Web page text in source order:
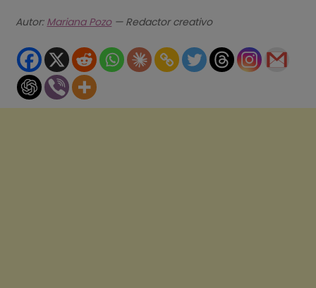
Autor: Mariana Pozo— Redactor creativo